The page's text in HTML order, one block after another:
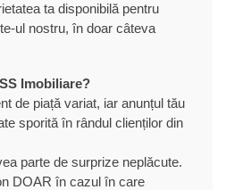
ta disponibilă pentru
ul nostru, în doar câteva
Imobiliare?
de piață variat, iar anunțul tău
sporită în rândul clienților din
parte de surprize neplăcute.
DOAR în cazul în care